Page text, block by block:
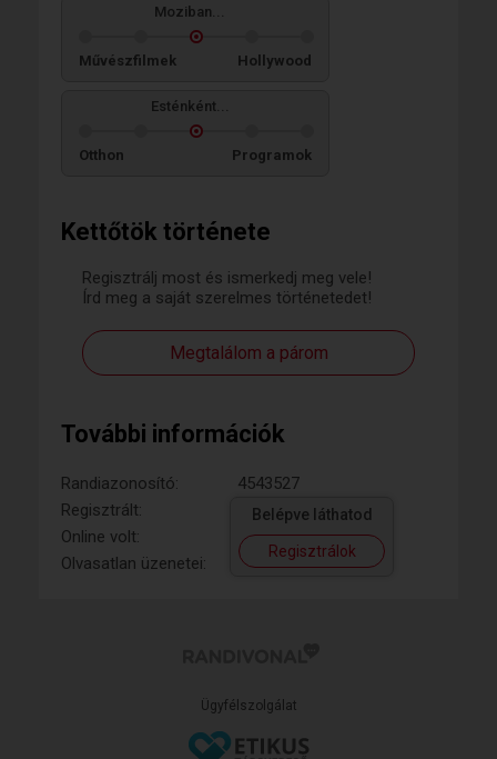
Kettőtök története
Regisztrálj most és ismerkedj meg vele!
Írd meg a saját szerelmes történetedet!
Megtalálom a párom
További információk
Randiazonosító:
4543527
Regisztrált:
Online volt:
Olvasatlan üzenetei:
Belépve láthatod
Regisztrálok
Moziban...
Művészfilmek Hollywood
Esténként...
Otthon Programok
Ügyfélszolgálat